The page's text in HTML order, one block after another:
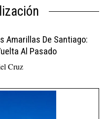
Amarillas De Santiago:
Al Pasado
Cruz